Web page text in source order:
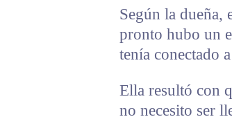
Según la dueña,
pronto hubo un
tenía conectado
Ella resultó con
no necesito ser